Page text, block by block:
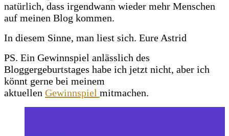
natürlich, dass irgendwann wieder mehr Menschen
auf meinen Blog kommen.
In diesem Sinne, man liest sich. Eure Astrid
PS. Ein Gewinnspiel anlässlich des
Bloggergeburtstages habe ich jetzt nicht, aber ich
könnt gerne bei meinem
aktuellen Gewinnspiel mitmachen.